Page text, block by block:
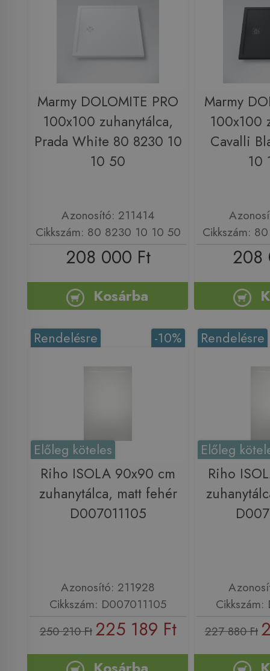
Marmy DOLOMITE PRO
100x100 zuhanytálca,
Prada White 80 8230 10
10 50
Azonosító: 211414
Cikkszám: 80 8230 10 10 50
208 000 Ft
Kosárba
Marmy
100x100
Cavalli
10
Cikkszám:
208
-10%
Rendelésre
Előleg köteles
Riho ISOLA 90x90 cm
zuhanytálca, matt fehér
D007011105
Azonosító: 211928
Cikkszám: D007011105
250 210 Ft 225 189 Ft
Rendelésre
Előleg
Riho
227 880 Ft